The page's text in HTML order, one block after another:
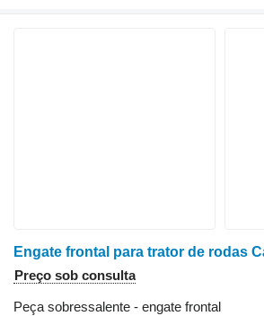
Engate frontal para trator de rodas
Preço sob consulta
Peça sobressalente - engate frontal